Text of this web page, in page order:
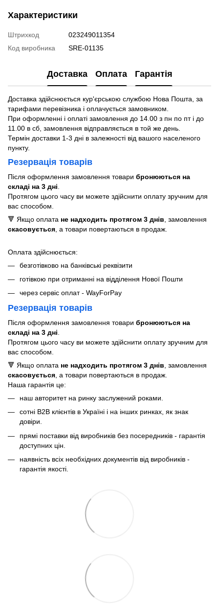
Характеристики
Штрихкод
023249011354
Код виробника
SRE-01135
Доставка Оплата Гарантія
Доставка здійснюється кур'єрською службою Нова Пошта, за
тарифами перевізника і оплачується замовником.
При оформленні і оплаті замовлення до 14.00 з пн по пт і до
11.00 в сб, замовлення відправляється в той же день.
Термін доставки 1-3 дні в залежності від вашого населеного
пункту.
Резервація товарів
Після оформлення замовлення товари бронюються на
складі на 3 дні
Протягом цього часу ви можете здійснити оплату зручним для
вас способом.
🔻 Якщо оплата не надходить протягом 3 днів , замовлення
скасовується , а товари повертаються в продаж.
Оплата здійснюється:
безготівково на банківські реквізити
готівкою при отриманні на відділення Нової Пошти
через сервіс оплат - WayForPay
Резервація товарів
Після оформлення замовлення товари бронюються на
складі на 3 дні
Протягом цього часу ви можете здійснити оплату зручним для
вас способом.
🔻 Якщо оплата не надходить протягом 3 днів , замовлення
скасовується , а товари повертаються в продаж.
Наша гарантія це:
наш авторитет на ринку заслужений роками.
сотні B2B клієнтів в Україні і на інших ринках, як знак
довіри.
прямі поставки від виробників без посередників - гарантія
доступних цін.
наявність всіх необхідних документів від виробників -
гарантія якості.